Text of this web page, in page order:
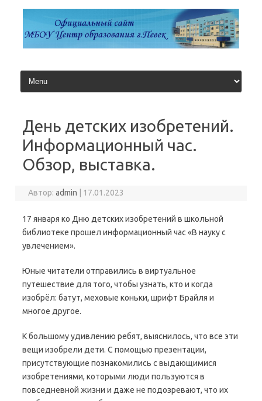
содержимому
День детских изобретений.
Информационный час.
Обзор, выставка.
Автор:admin 17.01.2023
17 января ко Дню детских изобретений в школьной
библиотеке прошел информационный час «В науку с
увлечением».
Юные читатели отправились в виртуальное
путешествие для того, чтобы узнать, кто и когда
изобрёл: батут, меховые коньки, шрифт Брайля и
многое другое.
К большому удивлению ребят, выяснилось, что все эти
вещи изобрели дети. С помощью презентации,
присутствующие познакомились с выдающимися
изобретениями, которыми люди пользуются в
повседневной жизни и даже не подозревают, что их